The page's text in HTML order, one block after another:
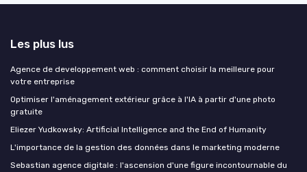
Les plus lus
Agence de developpement web : comment choisir la meilleure pour
votre entreprise
Optimiser l'aménagement extérieur grâce à l'IA à partir d'une photo
gratuite
Eliezer Yudkowsky: Artificial Intelligence and the End of Humanity
L'importance de la gestion des données dans le marketing moderne
Sebastian agence digitale : l'ascension d'une figure incontournable du